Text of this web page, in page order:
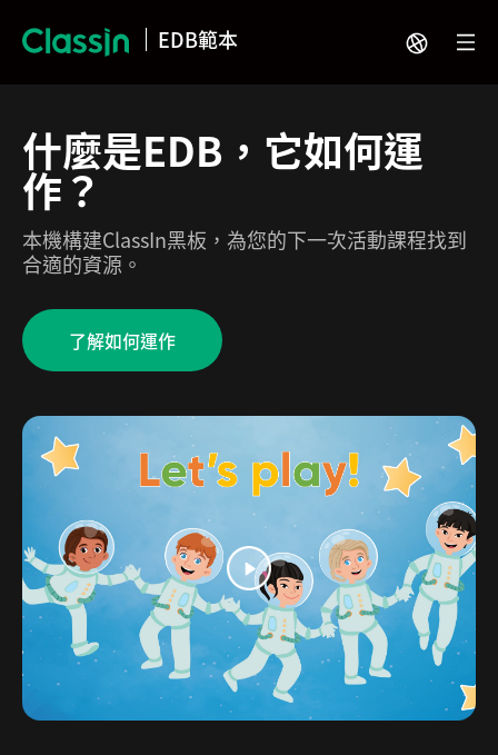
EDB範本
什麼是EDB，它如何運
作？
本機構建ClassIn黑板，為您的下一次活動課程找到
合適的資源。
了解如何運作